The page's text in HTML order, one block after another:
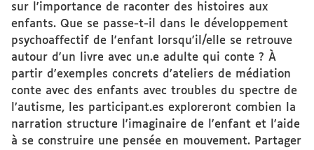
sur l'importance de raconter des histoires aux
enfants. Que se passe-t-il dans le développement
psychoaffectif de l'enfant lorsqu'il/elle se retrouve
autour d'un livre avec un.e adulte qui conte ? À
partir d'exemples concrets d’ateliers de médiation
conte avec des enfants avec troubles du spectre de
l’autisme, les participant.es exploreront combien la
narration structure l'imaginaire de l'enfant et l'aide
à se construire une pensée en mouvement. Partager